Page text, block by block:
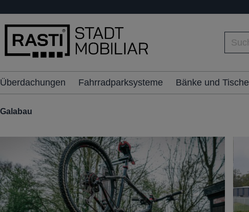
springen
Überdachungen Fahrradparksysteme Bänke und Tische
Galabau